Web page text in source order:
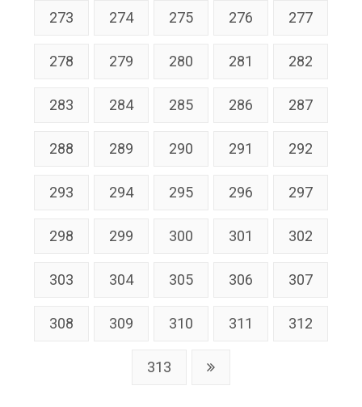
273 274 275 276 277
278 279 280 281 282
283 284 285 286 287
288 289 290 291 292
293 294 295 296 297
298 299 300 301 302
303 304 305 306 307
308 309 310 311 312
313